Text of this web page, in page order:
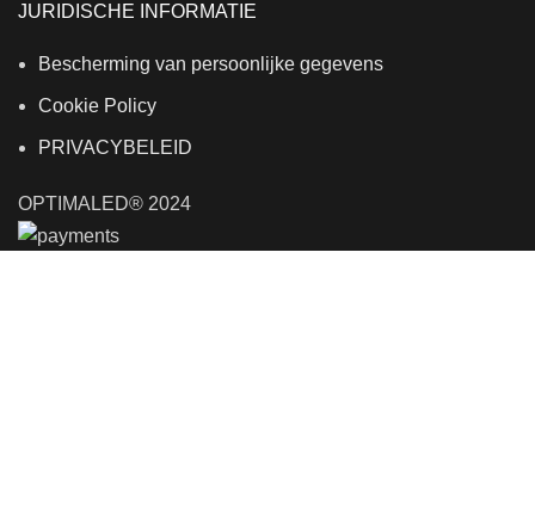
JURIDISCHE INFORMATIE
Bescherming van persoonlijke gegevens
Cookie Policy
PRIVACYBELEID
OPTIMALED® 2024